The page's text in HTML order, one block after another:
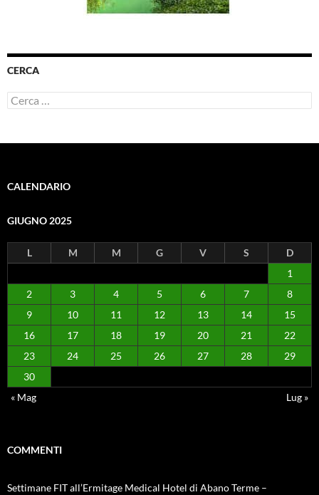
CERCA
Ricerca
per:
CALENDARIO
GIUGNO 2025
L M M G V S
D
1
2
3 4 5 6 7
8
9
10 11 12 13 14
15
16
17 18 19 20 21
22
23
24 25 26 27 28
29
30
« Mag
Lug »
COMMENTI
Settimane FIT all’Ermitage Medical Hotel di Abano Terme –